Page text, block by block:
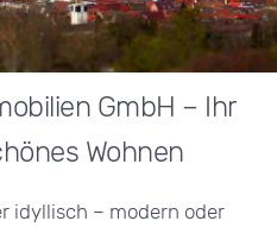
GmbH – Ihr
Wohnen
idyllisch – modern oder